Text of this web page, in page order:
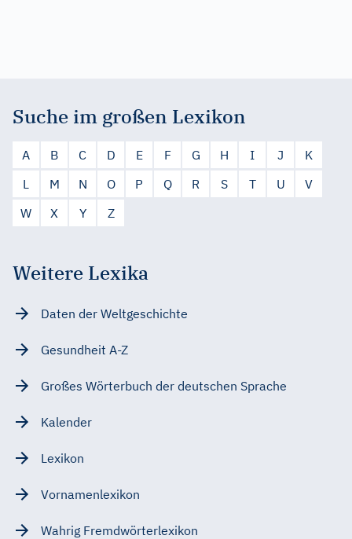
Suche im großen Lexikon
A B C D E F G H I J
K
L
M N O P Q R S T U
V
W
X Y Z
Weitere Lexika
Daten der Weltgeschichte
Gesundheit A-Z
Großes Wörterbuch der deutschen Sprache
Kalender
Lexikon
Vornamenlexikon
Wahrig Fremdwörterlexikon